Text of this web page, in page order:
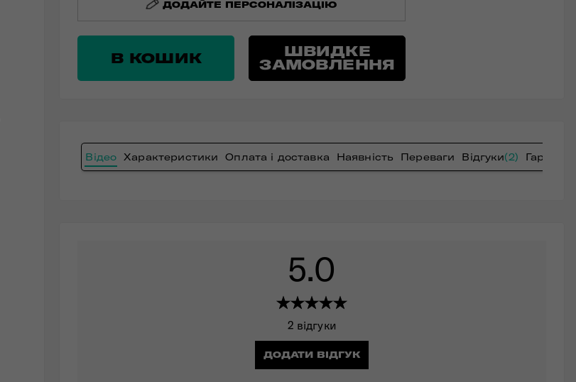
ДОДАЙТЕ ПЕРСОНАЛІЗАЦІЮ
В КОШИК ШВИДКЕ
ЗАМОВЛЕННЯ
Відео Характеристики Оплата і доставка Наявність Переваги Відгуки(2) Гарантія
5.0
2 відгуки
ДОДАТИ ВІДГУК